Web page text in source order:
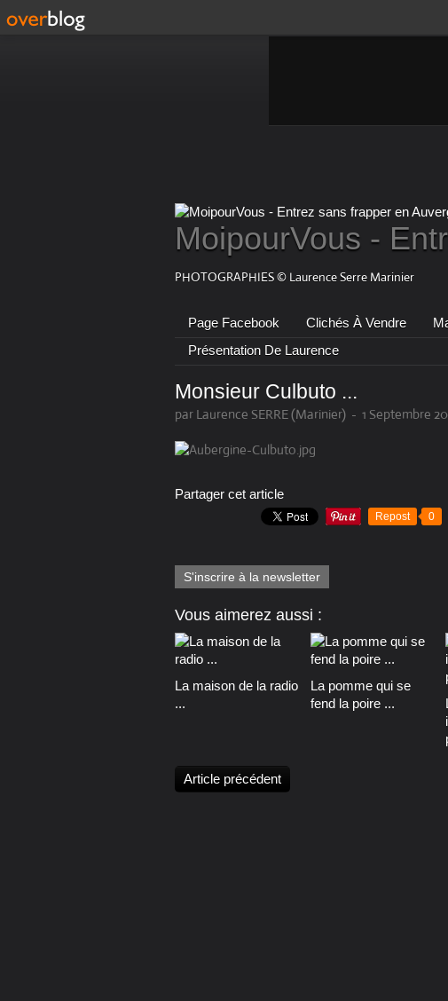
MoipourVous -
PHOTOGRAPHIES © Laurence Serre Marinier
Page Facebook Clichés À Vendre
Présentation De Laurence
Monsieur Culbuto ...
par Laurence SERRE (Marinier) - 1 Septembre
Partager cet article
Repost 0
S'inscrire à la newsletter
Vous aimerez aussi :
La maison de la radio
...
La pomme qui se
fend la poire ...
Article précédent